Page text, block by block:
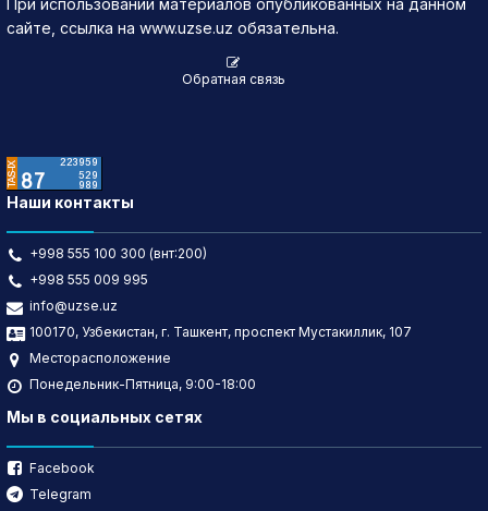
При использовании материалов опубликованных на данном
сайте, ссылка на www.uzse.uz обязательна.
Обратная связь
Наши контакты
+998 555 100 300 (внт:200)
+998 555 009 995
info@uzse.uz
100170, Узбекистан, г. Ташкент, проспект Мустакиллик, 107
Месторасположение
Понедельник-Пятница, 9:00-18:00
Мы в социальных сетях
Facebook
Telegram